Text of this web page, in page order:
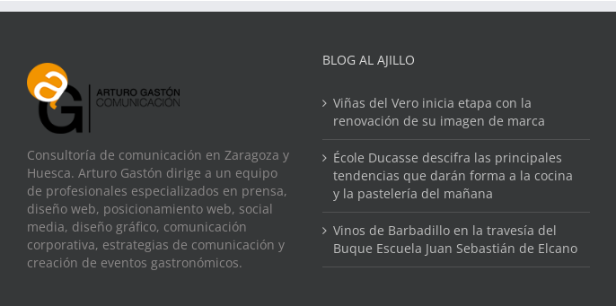
Consultoría de comunicación en Zaragoza y
Huesca. Arturo Gastón dirige a un equipo
de profesionales especializados en prensa,
diseño web, posicionamiento web, social
media, diseño gráfico, comunicación
corporativa, estrategias de comunicación y
creación de eventos gastronómicos.
BLOG AL AJILLO
Viñas del Vero inicia etapa con la
renovación de su imagen de marca
École Ducasse descifra las principales
tendencias que darán forma a la cocina
y la pastelería del mañana
Vinos de Barbadillo en la travesía del
Buque Escuela Juan Sebastián de Elcano